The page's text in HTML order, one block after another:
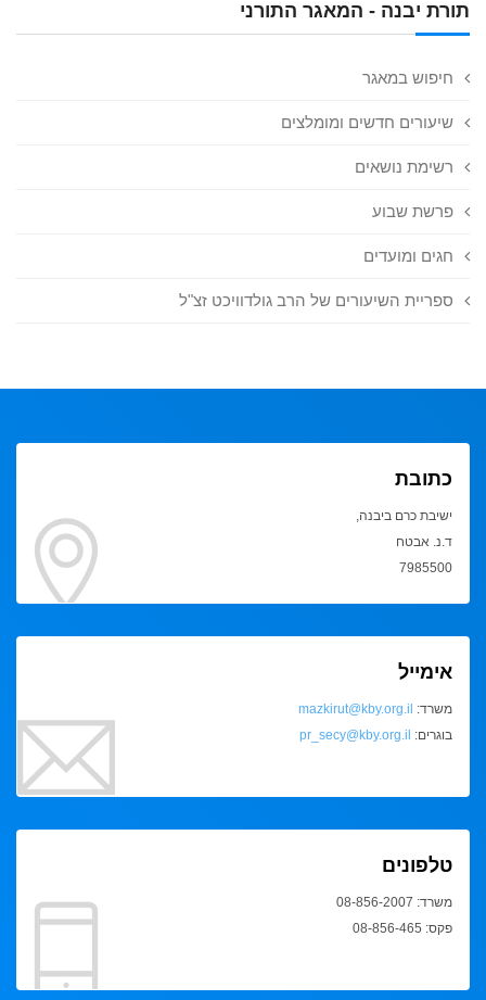
תורת יבנה - המאגר התורני
חיפוש במאגר
שיעורים חדשים ומומלצים
רשימת נושאים
פרשת שבוע
חגים ומועדים
ספריית השיעורים של הרב גולדוויכט זצ"ל
כתובת
ישיבת כרם ביבנה,
ד.נ. אבטח
7985500
אימייל
משרד: mazkirut@kby.org.il
בוגרים: pr_secy@kby.org.il
טלפונים
משרד: 08-856-2007
פקס: 08-856-465